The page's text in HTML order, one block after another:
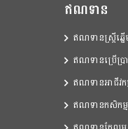
ឥណទាន
ឥណទានស្រ្តីឆ្ន
ឥណទានប្រើប្រ
ឥណទានអាជីវក
ឥណទានកសិកម្ម